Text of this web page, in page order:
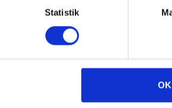
Statistik
OK